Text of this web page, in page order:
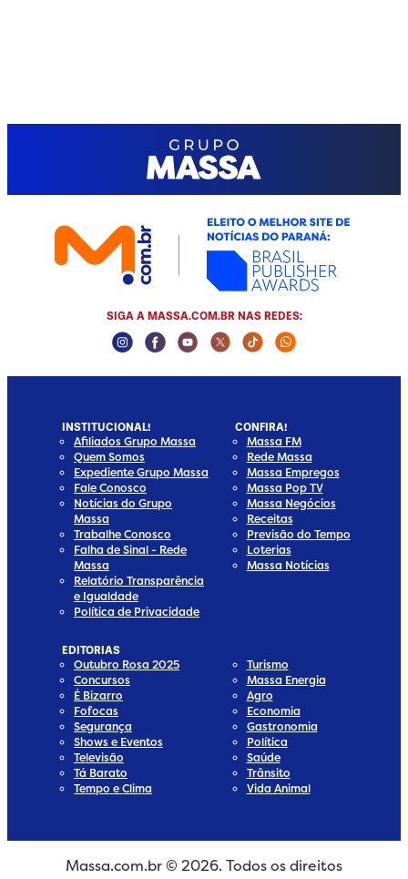
Media
SIGA A MASSA.COM.BR NAS REDES:
Instagram Social Media
Facebook Social Media
Youtube Social Media
Twitter Social Media
Tiktok Social Media
Whatsapp
INSTITUCIONAL!
Afiliados Grupo Massa
Quem Somos
Expediente Grupo Massa
Fale Conosco
Notícias do Grupo
Massa
Trabalhe Conosco
Falha de Sinal - Rede
Massa
Relatório Transparência
e Igualdade
Política de Privacidade
CONFIRA!
Massa FM
Rede Massa
Massa Empregos
Massa Pop TV
Massa Negócios
Receitas
Previsão do Tempo
Loterias
Massa Notícias
EDITORIAS
Outubro Rosa 2025
Concursos
É Bizarro
Fofocas
Segurança
Shows e Eventos
Televisão
Tá Barato
Tempo e Clima
Turismo
Massa Energia
Agro
Economia
Gastronomia
Política
Saúde
Trânsito
Vida Animal
Massa.com.br © 2026. Todos os direitos